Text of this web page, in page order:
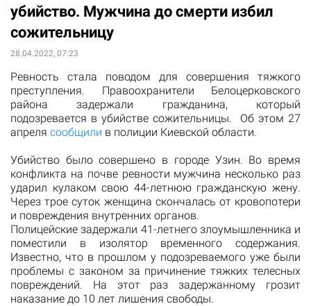
убийство. Мужчина до смерти избил
сожительницу
28.04.2022, 07:23
Ревность стала поводом для совершения тяжкого
преступления. Правоохранители Белоцерковского
района задержали гражданина, который
подозревается в убийстве сожительницы. Об этом 27
апреля сообщили в полиции Киевской области.
Убийство было совершено в городе Узин. Во время
конфликта на почве ревности мужчина несколько раз
ударил кулаком свою 44-летнюю гражданскую жену.
Через трое суток женщина скончалась от кровопотери
и повреждения внутренних органов.
Полицейские задержали 41-летнего злоумышленника и
поместили в изолятор временного содержания.
Известно, что в прошлом у подозреваемого уже были
проблемы с законом за причинение тяжких телесных
повреждений. На этот раз задержанному грозит
наказание до 10 лет лишения свободы.